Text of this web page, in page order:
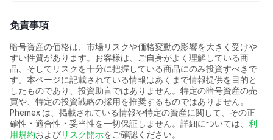
免責事項
暗号資産の価格は、市場リスクや価格変動の影響を大きく受けや
すい性質があります。お客様は、ご自身がよく理解している商
品、そしてリスクを十分に把握している商品にのみ投資すべきで
す。本ページに記載されている情報はあくまで情報提供を目的と
したものであり、投資助言ではありません。特定の暗号資産の売
買や、特定の投資戦略の採用を推奨するものではありません。
Phemex は、掲載されている情報や特定の資産に関して、その正
確性・適合性・妥当性を一切保証しません。詳細については、 利
用規約およびリスク開示をご確認ください。